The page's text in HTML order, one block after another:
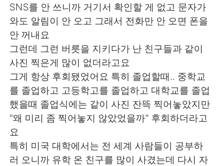
SNS를 안 쓰니까 거기서 확인할 게 없고 문자가
와도 알림이 안 오고 그래서 전화만 안 오면 폰을
안 꺼내요
그런데 그런 버릇을 지키다가 난 친구들과 같이
사진 찍은게 많이 없더라고요
그게 항상 후회됐었어요 특히 졸업할때.. 중학교
를 졸업하고 고등학고를 졸업하고 대학교를 졸업
했을때 졸업식에는 같이 사진 잔뜩 찍어놓았지만
"왜 미리 좀 찍어놓지 않았었을까" 후회하더라고
요
특히 미국 대학에서는 전 세계 사람들이 공부하
러 오니까 유학 온 친구를 많이 사겼는데 다시 자